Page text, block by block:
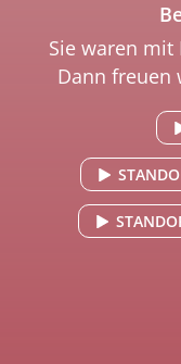
Sie waren mit
Dann freuen